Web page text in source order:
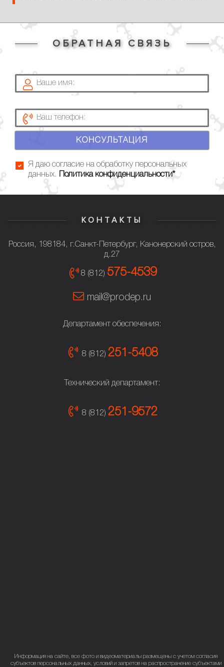
ОБРАТНАЯ СВЯЗЬ
КОНСУЛЬТАЦИЯ
Я даю согласие на обработку персональных
данных.
Политика конфиденциальности*
КОНТАКТЫ
Россия, 198184, г.Санкт-Петербург, Канонерский остров,
д.27
8 (812) 575-4539
mail@prodep.ru
Департамент обеспечения:
8 (812)251-5408
Технический департамент:
8 (812)251-9572
Информация на сайте, все фото и видеоматериалы размещены с учетом согласия
субъектов персональных данных, условий и запретов на распространение субъектами